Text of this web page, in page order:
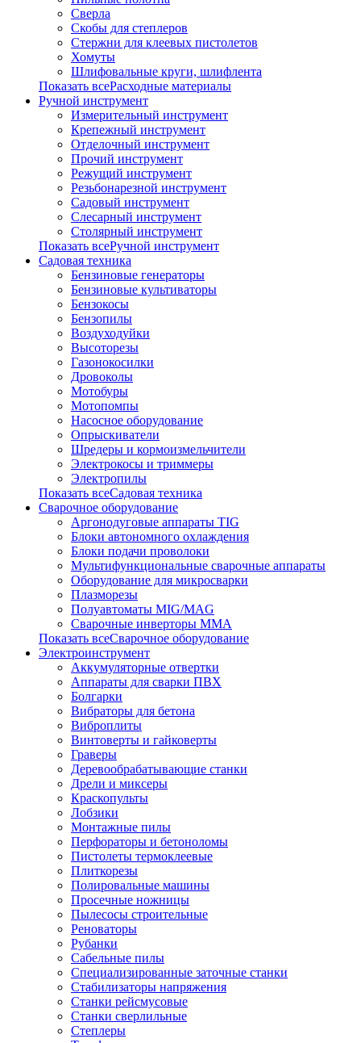
Сверла
Скобы для степлеров
Стержни для клеевых пистолетов
Хомуты
Шлифовальные круги, шлифлента
Показать всеРасходные материалы
Ручной инструмент
Измерительный инструмент
Крепежный инструмент
Отделочный инструмент
Прочий инструмент
Режущий инструмент
Резьбонарезной инструмент
Садовый инструмент
Слесарный инструмент
Столярный инструмент
Показать всеРучной инструмент
Садовая техника
Бензиновые генераторы
Бензиновые культиваторы
Бензокосы
Бензопилы
Воздуходуйки
Высоторезы
Газонокосилки
Дровоколы
Мотобуры
Мотопомпы
Насосное оборудование
Опрыскиватели
Шредеры и кормоизмельчители
Электрокосы и триммеры
Электропилы
Показать всеСадовая техника
Сварочное оборудование
Аргонодуговые аппараты TIG
Блоки автономного охлаждения
Блоки подачи проволоки
Мультифункциональные сварочные аппараты
Оборудование для микросварки
Плазморезы
Полуавтоматы MIG/MAG
Сварочные инверторы ММА
Показать всеСварочное оборудование
Электроинструмент
Аккумуляторные отвертки
Аппараты для сварки ПВХ
Болгарки
Вибраторы для бетона
Виброплиты
Винтоверты и гайковерты
Граверы
Деревообрабатывающие станки
Дрели и миксеры
Краскопульты
Лобзики
Монтажные пилы
Перфораторы и бетоноломы
Пистолеты термоклеевые
Плиткорезы
Полировальные машины
Просечные ножницы
Пылесосы строительные
Реноваторы
Рубанки
Сабельные пилы
Специализированные заточные станки
Стабилизаторы напряжения
Станки рейсмусовые
Станки сверлильные
Степлеры